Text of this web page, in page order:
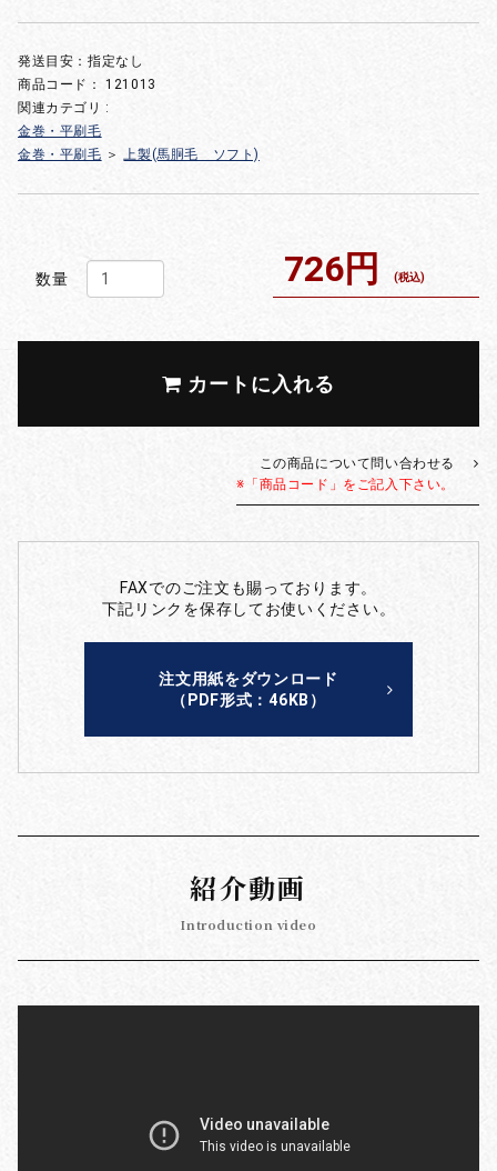
発送目安：指定なし
商品コード：121013
関連カテゴリ :
金巻・平刷毛
金巻・平刷毛 ＞ 上製(馬胴毛 ソフト)
数量 726円 (税込)
カートに入れる
この商品について問い合わせる
※「商品コード」をご記入下さい。
FAXでのご注文も賜っております。
下記リンクを保存してお使いください。
注文用紙をダウンロード
（PDF形式：46KB）
紹介動画
Introduction video